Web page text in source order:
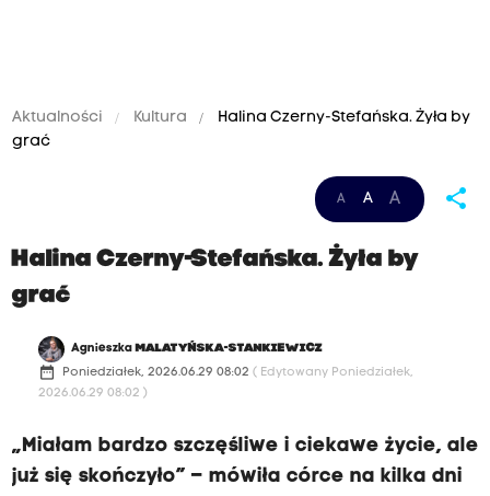
Aktualności Kultura
Halina Czerny-Stefańska. Żyła by
grać
A A A share
Halina Czerny-Stefańska. Żyła by
grać
Agnieszka MALATYŃSKA-STANKIEWICZ
date_range Poniedziałek, 2026.06.29 08:02 ( Edytowany Poniedziałek,
2026.06.29 08:02 )
„Miałam bardzo szczęśliwe i ciekawe życie, ale
już się skończyło” – mówiła córce na kilka dni